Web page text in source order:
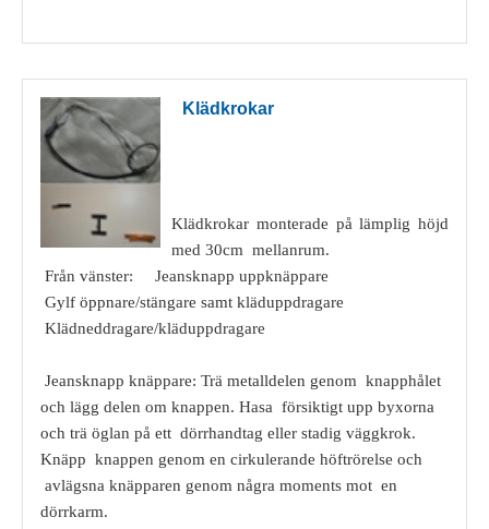
Klädkrokar
Klädkrokar monterade på lämplig höjd
med 30cm mellanrum.
Från vänster: Jeansknapp uppknäppare
Gylf öppnare/stängare samt kläduppdragare
Klädneddragare/kläduppdragare
Jeansknapp knäppare: Trä metalldelen genom knapphålet
och lägg delen om knappen. Hasa försiktigt upp byxorna
och trä öglan på ett dörrhandtag eller stadig väggkrok.
Knäpp knappen genom en cirkulerande höftrörelse och
avlägsna knäpparen genom några moments mot en
dörrkarm.